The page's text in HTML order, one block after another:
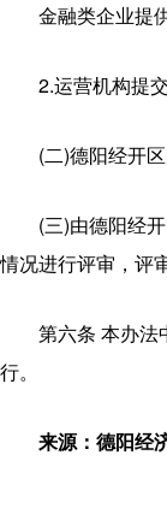
金融类企业提
2.运营机构提
(二)德阳经开
(三)由德阳经
情况进行评审，评
第六条 本办法
行。
来源：德阳经